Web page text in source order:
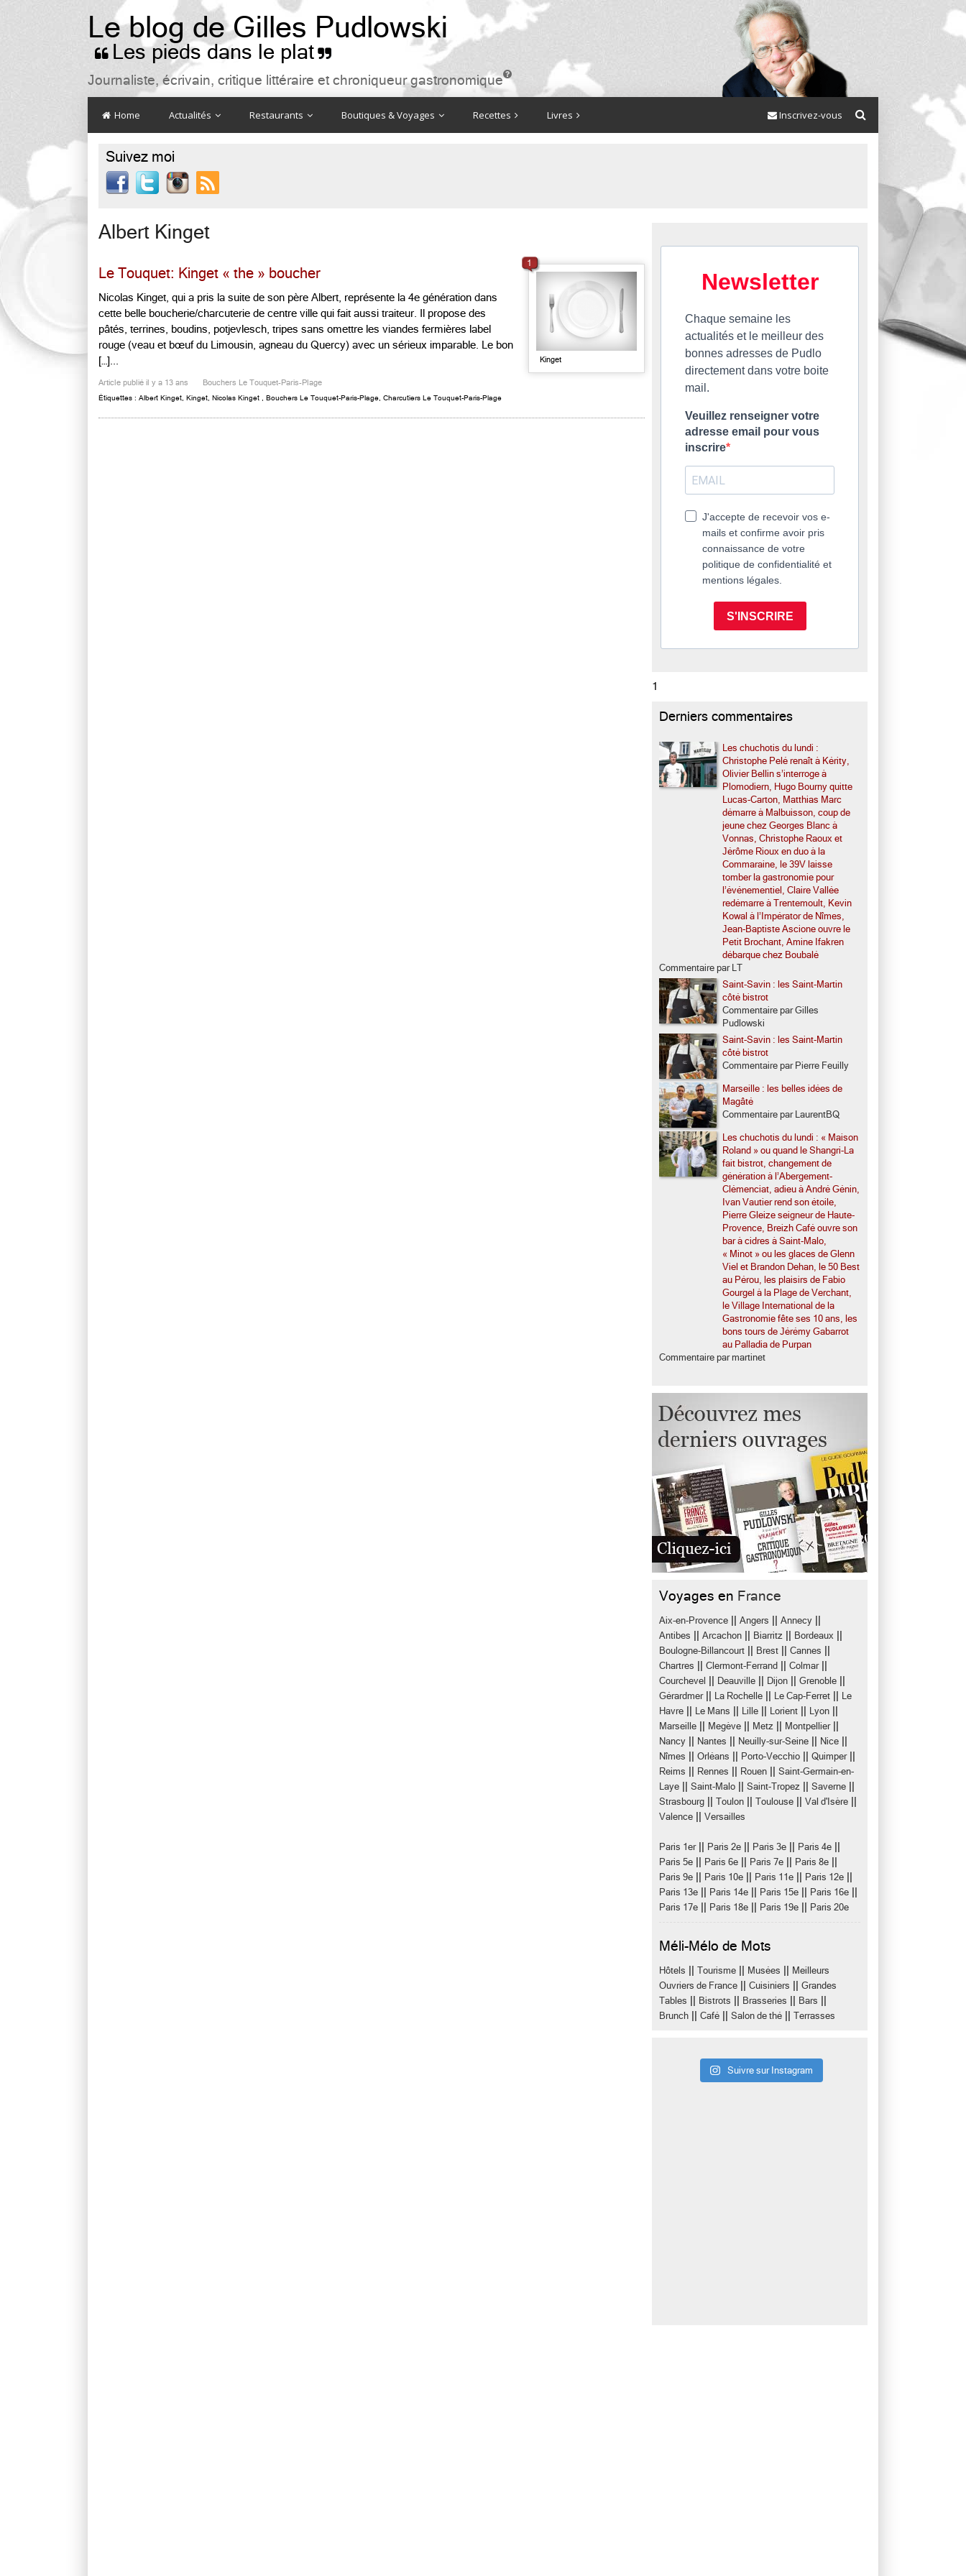
Le blog de Gilles Pudlowski
 Les pieds dans le plat 
Journaliste, écrivain, critique littéraire et chroniqueur gastronomique

Home Actualités Restaurants Boutiques & Voyages Recettes Livres Inscrivez-vous
Suivez moi

Albert Kinget
Le Touquet: Kinget « the » boucher
Nicolas Kinget, qui a pris la suite de son père Albert, représente la 4e génération dans
cette belle boucherie/charcuterie de centre ville qui fait aussi traiteur. Il propose des
pâtés, terrines, boudins, potjevlesch, tripes sans omettre les viandes fermières label
rouge (veau et bœuf du Limousin, agneau du Quercy) avec un sérieux imparable. Le bon
[…]...
Article publié il y a 13 ans Bouchers Le Touquet-Paris-Plage
Étiquettes : Albert Kinget Kinget Nicolas Kinget Bouchers Le Touquet-Paris-Plage Charcutiers Le Touquet-Paris-Plage
Kinget
1
Newsletter
Chaque semaine les
actualités et le meilleur des
bonnes adresses de Pudlo
directement dans votre boite
mail.
Veuillez renseigner votre
adresse email pour vous
inscrire
J'accepte de recevoir vos e-
mails et confirme avoir pris
connaissance de votre
politique de confidentialité et
mentions légales.
S'INSCRIRE
1
Derniers commentaires
Les chuchotis du lundi :
Christophe Pelé renaît à Kérity,
Olivier Bellin s’interroge à
Plomodiern, Hugo Bourny quitte
Lucas-Carton, Matthias Marc
démarre à Malbuisson, coup de
jeune chez Georges Blanc à
Vonnas, Christophe Raoux et
Jérôme Rioux en duo à la
Commaraine, le 39V laisse
tomber la gastronomie pour
l’événementiel, Claire Vallée
redémarre à Trentemoult, Kevin
Kowal à l’Impérator de Nîmes,
Jean-Baptiste Ascione ouvre le
Petit Brochant, Amine Ifakren
débarque chez Boubalé
Commentaire par LT
Saint-Savin : les Saint-Martin
côté bistrot
Commentaire par Gilles
Pudlowski
Saint-Savin : les Saint-Martin
côté bistrot
Commentaire par Pierre Feuilly
Marseille : les belles idées de
Magâté
Commentaire par LaurentBQ
Les chuchotis du lundi : « Maison
Roland » ou quand le Shangri-La
fait bistrot, changement de
génération à l’Abergement-
Clémenciat, adieu à André Génin,
Ivan Vautier rend son étoile,
Pierre Gleize seigneur de Haute-
Provence, Breizh Café ouvre son
bar à cidres à Saint-Malo,
« Minot » ou les glaces de Glenn
Viel et Brandon Dehan, le 50 Best
au Pérou, les plaisirs de Fabio
Gourgel à la Plage de Verchant,
le Village International de la
Gastronomie fête ses 10 ans, les
bons tours de Jérémy Gabarrot
au Palladia de Purpan
Commentaire par martinet
Voyages en France
Aix-en-Provence Angers Annecy
Antibes Arcachon Biarritz Bordeaux
Boulogne-Billancourt Brest Cannes
Chartres Clermont-Ferrand Colmar||
Courchevel Deauville Dijon Grenoble
Gérardmer|| La Rochelle Le Cap-Ferret
Le
Havre
Le Mans Lille Lorient Lyon
Marseille Megève Metz Montpellier||
Nancy Nantes Neuilly-sur-Seine Nice
Nîmes Orléans Porto-Vecchio Quimper||
Reims Rennes Rouen
Saint-Germain-en-
Laye
Saint-Malo Saint-Tropez Saverne
Strasbourg Toulon Toulouse Val d'Isère
Valence Versailles
Paris 1er|| Paris 2e Paris 3e Paris 4e
Paris 5e Paris 6e Paris 7e Paris 8e
Paris 9e Paris 10e Paris 11e Paris 12e
Paris 13e Paris 14e Paris 15e Paris 16e
Paris 17e Paris 18e Paris 19e Paris 20e
Méli-Mélo de Mots
Hôtels Tourisme Musées
Meilleurs
Ouvriers de France
Cuisiniers
Grandes
Tables
Bistrots Brasseries Bars
Brunch Café Salon de thé Terrasses
Suivre sur Instagram